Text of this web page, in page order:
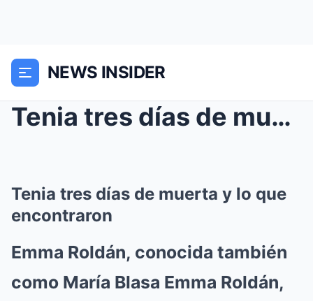
NEWS INSIDER
Tenia tres días de muerta y lo que encontraron
Tenia tres días de muerta y lo que
encontraron
Emma Roldán, conocida también
como María Blasa Emma Roldán,